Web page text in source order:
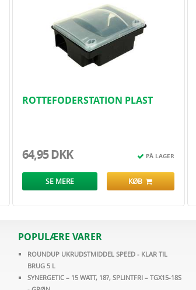
ROTTEFODERSTATION PLAST
64,95 DKK PÅ LAGER
SE MERE KØB
POPULÆRE VARER
ROUNDUP UKRUDSTMIDDEL SPEED - KLAR TIL
BRUG 5 L
SYNERGETIC – 15 WATT, 18?, SPLINTFRI – TGX15-18S